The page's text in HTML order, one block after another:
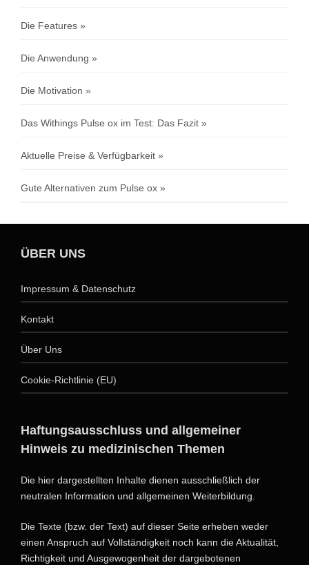
Die Features
Die Anwendung
Die Motivation
Das Withings Pulse ox im Test: Das Fazit
Aktuelle Preise & Verfügbarkeit
Gute Alternativen zum Pulse ox
ÜBER UNS
Impressum & Datenschutz
Kontakt
Über Uns
Cookie-Richtlinie (EU)
Haftungsausschluss und allgemeiner
Hinweis zu medizinischen Themen
Die hier dargestellten Inhalte dienen ausschließlich der
neutralen Information und allgemeinen Weiterbildung.
Die Texte (bzw. der Text) auf dieser Seite erheben weder
einen Anspruch auf Vollständigkeit noch kann die Aktualität,
Richtigkeit und Ausgewogenheit der dargebotenen